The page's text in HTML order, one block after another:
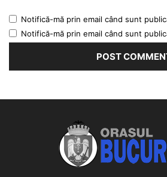
Notifică-mă prin email când sunt
Notifică-mă prin email când sunt